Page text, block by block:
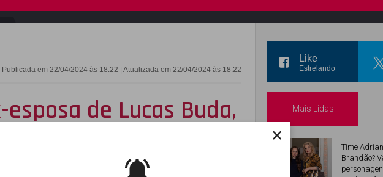
×
Publicada em 22/04/2024 às 18:22 | Atualizada em 22/04/2024 às 18:22
de Lucas Buda,
Like
Estrelando
Mais Lidas
Time
Brandão?